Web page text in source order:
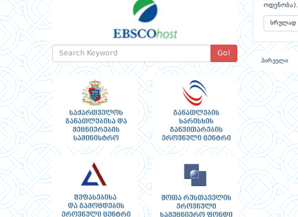
Go!
ოდენობა).
სრულად
პირველი